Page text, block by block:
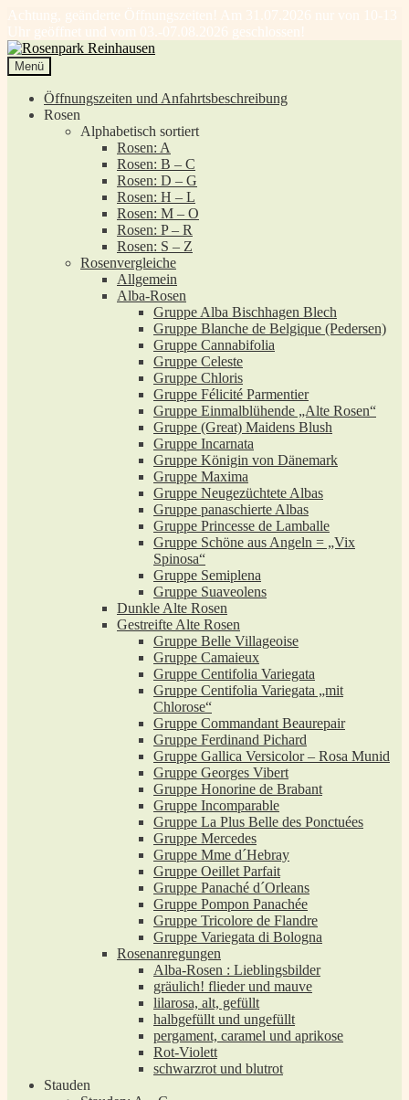
Achtung, geänderte Öffnungszeiten! Am 31.07.2026 nur von 10-13
Uhr geöffnet und vom 03.-07.08.2026 geschlossen!
Zur
Navigation
springen
Zum
Inhalt
springen
Menü
Öffnungszeiten und Anfahrtsbeschreibung
Rosen
Alphabetisch sortiert
Rosen: A
Rosen: B – C
Rosen: D – G
Rosen: H – L
Rosen: M – O
Rosen: P – R
Rosen: S – Z
Rosenvergleiche
Allgemein
Alba-Rosen
Gruppe Alba Bischhagen Blech
Gruppe Blanche de Belgique (Pedersen)
Gruppe Cannabifolia
Gruppe Celeste
Gruppe Chloris
Gruppe Félicité Parmentier
Gruppe Einmalblühende „Alte Rosen“
Gruppe (Great) Maidens Blush
Gruppe Incarnata
Gruppe Königin von Dänemark
Gruppe Maxima
Gruppe Neugezüchtete Albas
Gruppe panaschierte Albas
Gruppe Princesse de Lamballe
Gruppe Schöne aus Angeln = „Vix
Spinosa“
Gruppe Semiplena
Gruppe Suaveolens
Dunkle Alte Rosen
Gestreifte Alte Rosen
Gruppe Belle Villageoise
Gruppe Camaieux
Gruppe Centifolia Variegata
Gruppe Centifolia Variegata „mit
Chlorose“
Gruppe Commandant Beaurepair
Gruppe Ferdinand Pichard
Gruppe Gallica Versicolor – Rosa Munid
Gruppe Georges Vibert
Gruppe Honorine de Brabant
Gruppe Incomparable
Gruppe La Plus Belle des Ponctuées
Gruppe Mercedes
Gruppe Mme d´Hebray
Gruppe Oeillet Parfait
Gruppe Panaché d´Orleans
Gruppe Pompon Panachée
Gruppe Tricolore de Flandre
Gruppe Variegata di Bologna
Rosenanregungen
Alba-Rosen : Lieblingsbilder
gräulich! flieder und mauve
lilarosa, alt, gefüllt
halbgefüllt und ungefüllt
pergament, caramel und aprikose
Rot-Violett
schwarzrot und blutrot
Stauden